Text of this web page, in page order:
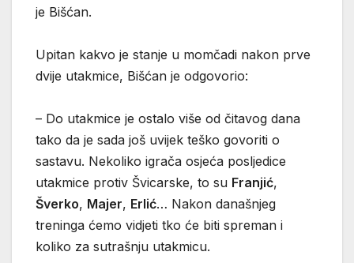
je Bišćan.
Upitan kakvo je stanje u momčadi nakon prve
dvije utakmice, Bišćan je odgovorio:
– Do utakmice je ostalo više od čitavog dana
tako da je sada još uvijek teško govoriti o
sastavu. Nekoliko igrača osjeća posljedice
utakmice protiv Švicarske, to su Franjić,
Šverko, Majer, Erlić… Nakon današnjeg
treninga ćemo vidjeti tko će biti spreman i
koliko za sutrašnju utakmicu.